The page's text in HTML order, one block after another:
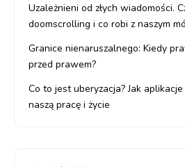
Uzależnieni od złych wiadomości.
doomscrolling i co robi z naszym
Granice nienaruszalnego: Kiedy
przed prawem?
Co to jest uberyzacja? Jak
naszą pracę i życie